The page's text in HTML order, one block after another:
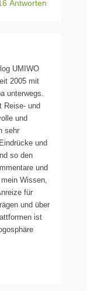
Antworten
UMIWO
2005 mit
unterwegs.
Reise- und
und
sehr
und
so den
und
Wissen,
für
und über
ist